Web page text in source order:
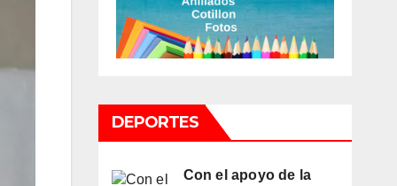
DEPORTES
Con el apoyo de la